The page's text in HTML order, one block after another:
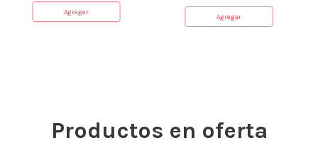
Agregar
Agregar
Productos en oferta